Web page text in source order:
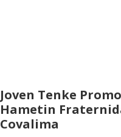
Joven Tenke
Hametin
Covalima